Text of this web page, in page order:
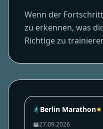
Wenn der
zu erkennen, was
Richtige zu
Berlin Marathon
27.09.2026